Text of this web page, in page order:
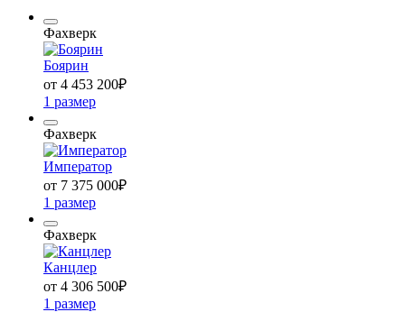
Фахверк
Боярин
от 4 453 200₽
1 размер
Фахверк
Император
от 7 375 000₽
1 размер
Фахверк
Канцлер
от 4 306 500₽
1 размер